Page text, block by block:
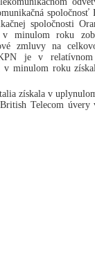
spoločnosť
spoločnosti
v minulom roku
zmluvy na
KPN je v
v minulom roku
získala v
Telecom